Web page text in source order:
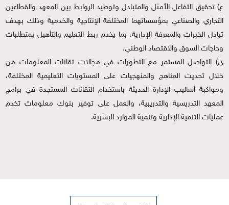
ع) تحقيق التفاعل الأمثل والمتبادل وتوطيد الروابط بين المعهد والقطاعين
التجاري والصناعي بمؤسساتهما المختلفة الإنتاجية والخدمية وذلك بهدف
تبادل الخبرات والمعرفة الإدارية، بما يخدم ربط التعليم والتأهيل بمتطلبات
وحاجات السوق والاقتصاد الوطني.
ي‌) التواصل المستمر مع التطورات في مجالات تقانات المعلومات من
خلال تحديث المناهج والمنهجيات على المستويات التعليمية المختلفة،
ومواكبة أساليب الإدارة الحديثة باستخدام التقانات المستجدة في برامج
المعهد التدريسية والتدريبية، والعمل على توفير بنوك معلومات تخدم
عمليات التنمية الإدارية وتنمية الموارد البشرية.